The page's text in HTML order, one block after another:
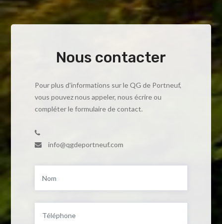
Nous contacter
Pour plus d'informations sur le QG de Portneuf,
vous pouvez nous appeler, nous écrire ou
compléter le formulaire de contact.
info@qgdeportneuf.com